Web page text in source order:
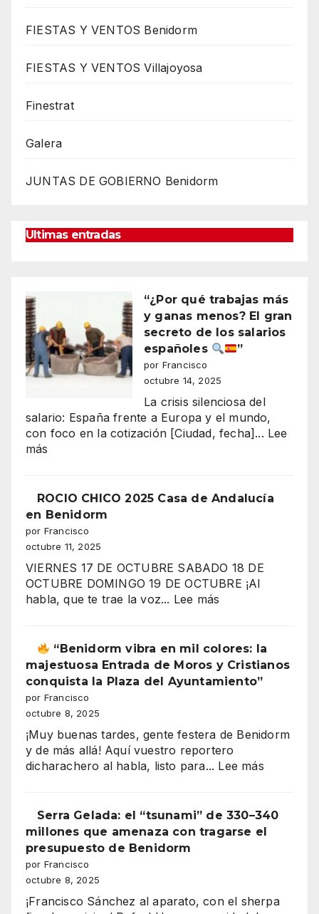
FIESTAS Y VENTOS Benidorm
FIESTAS Y VENTOS Villajoyosa
Finestrat
Galera
JUNTAS DE GOBIERNO Benidorm
Ultimas entradas
“¿Por qué trabajas más
y ganas menos? El gran
secreto de los salarios
españoles
”
por Francisco
octubre 14, 2025
La crisis silenciosa del
salario: España frente a Europa y el mundo,
con foco en la cotización [Ciudad, fecha]... Lee
más
trabajas
más
y
ganas
El
gran
secreto
salarios
españoles
”
ROCIO CHICO 2025 Casa de Andalucía
en Benidorm
por Francisco
octubre 11, 2025
VIERNES 17 DE OCTUBRE SABADO 18 DE
OCTUBRE DOMINGO 19 DE OCTUBRE ¡Al
habla, que te trae la voz... Lee más
2025
Casa
de
“Benidorm vibra en mil colores: la
majestuosa Entrada de Moros y Cristianos
conquista la Plaza del Ayuntamiento”
por Francisco
octubre 8, 2025
¡Muy buenas tardes, gente festera de Benidorm
y de más allá! Aquí vuestro reportero
dicharachero al habla, listo para... Lee más:
vibra
en
Entrada
Serra Gelada: el “tsunami” de 330–340
millones que amenaza con tragarse el
presupuesto de Benidorm
por Francisco
octubre 8, 2025
¡Francisco Sánchez al aparato, con el sherpa